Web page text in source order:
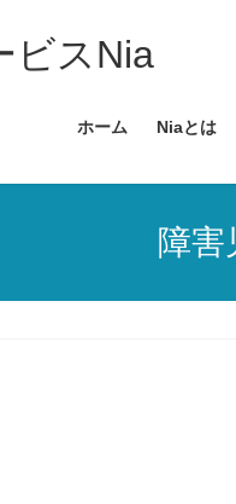
ビスNia
ホーム Niaとは
障害